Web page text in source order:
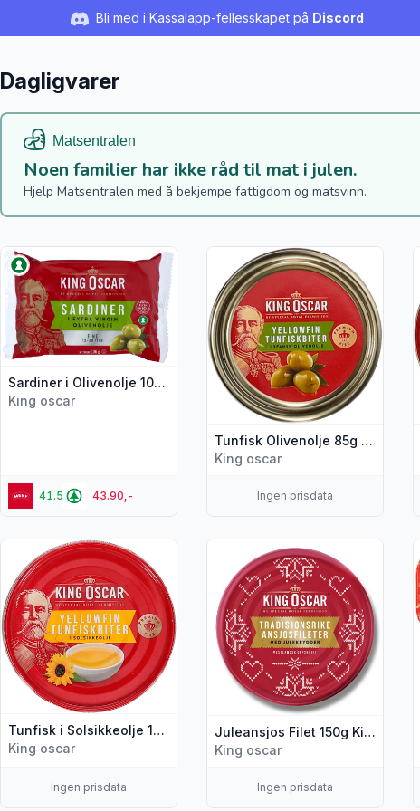
Bli med i Kassalapp-fellesskapet på Discord
Dagligvarer
Noen familier har ikke råd til mat i julen.
Hjelp Matsentralen med å bekjempe fattigdom og matsvinn.
Sardiner i Olivenolje 106g King Oscar
King oscar
41.50,- 43.90,-
Vis flere detaljer for produktet "Sardiner i Olivenolje 106g King
Tunfisk Olivenolje 85g King Oscar
King oscar
Ingen prisdata
Vis flere detaljer for produktet
Tunfisk i Solsikkeolje 160g King Oscar
King oscar
Ingen prisdata
Vis flere detaljer for produktet "Tunfisk i Solsikkeolje 160g King
Juleansjos Filet 150g King Oscar
King oscar
Ingen prisdata
Vis flere detaljer for produktet